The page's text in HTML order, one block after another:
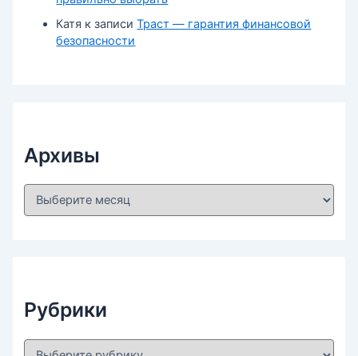
Катя к записиТраст — гарантия финансовой
безопасности
Архивы
А
Рубрики
Р